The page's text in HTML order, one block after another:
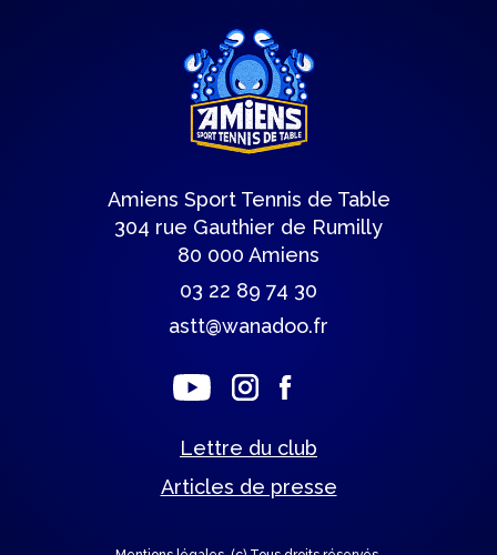
Amiens Sport Tennis de Table
304 rue Gauthier de Rumilly
80 000 Amiens
03 22 89 74 30
astt@wanadoo.fr
Lettre du club
Articles de presse